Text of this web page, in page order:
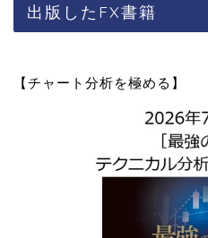
出版したFX書籍
【チャート分析を極める】